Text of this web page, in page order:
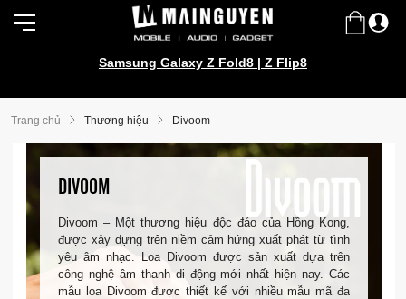
Samsung Galaxy Z Fold8 | Z Flip8
Trang chủ Thương hiệu Divoom
DIVOOM
Divoom – Một thương hiệu độc đáo của Hồng Kong,
được xây dựng trên niềm cảm hứng xuất phát từ tình
yêu âm nhạc. Loa Divoom được sản xuất dựa trên
công nghệ âm thanh di động mới nhất hiện nay. Các
mẫu loa Divoom được thiết kế với nhiều mẫu mã đa